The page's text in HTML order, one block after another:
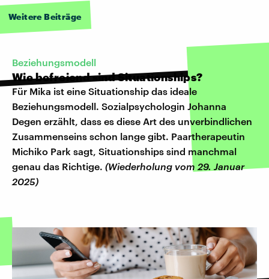
Weitere Beiträge
Beziehungsmodell
Wie befreiend sind Situationships?
Für Mika ist eine Situationship das ideale
Beziehungsmodell. Sozialpsychologin Johanna
Degen erzählt, dass es diese Art des unverbindlichen
Zusammenseins schon lange gibt. Paartherapeutin
Michiko Park sagt, Situationships sind manchmal
genau das Richtige. (Wiederholung vom 29. Januar
2025)